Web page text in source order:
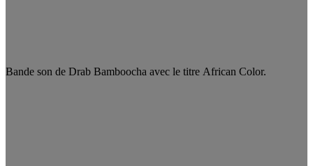
Bande son de Drab Bamboocha avec le titre African Color.